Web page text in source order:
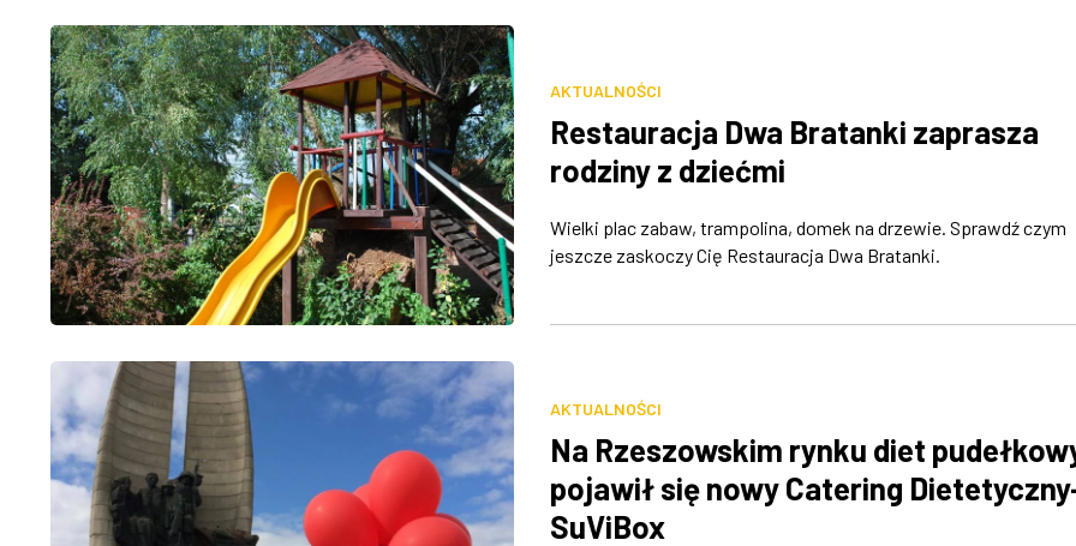
AKTUALNOŚCI
Restauracja Dwa Bratanki zaprasza
rodziny z dziećmi
Wielki plac zabaw, trampolina, domek na drzewie. Sprawdź czym
jeszcze zaskoczy Cię Restauracja Dwa Bratanki.
AKTUALNOŚCI
Na Rzeszowskim rynku diet
pojawił się nowy Catering
SuViBox